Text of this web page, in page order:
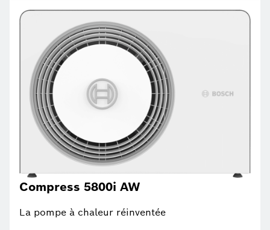
Compress 5800i AW
La pompe à chaleur réinventée